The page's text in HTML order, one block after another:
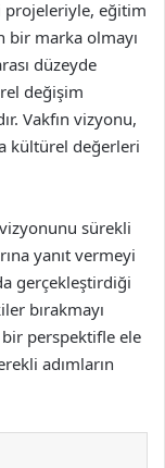
projeleriyle, eğitim
bir marka olmayı
düzeyde
değişim
Vakfın vizyonu,
kültürel değerleri
sürekli
yanıt vermeyi
gerçekleştirdiği
bırakmayı
bir perspektifle ele
adımların